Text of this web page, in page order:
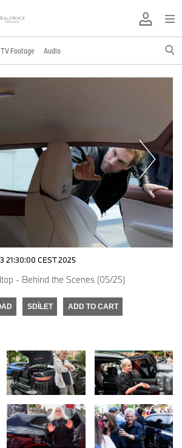
TV Footage Audio
21:30:00 CEST 2025
- Behind the Scenes (05/25)
SDÍLET ADD TO CART